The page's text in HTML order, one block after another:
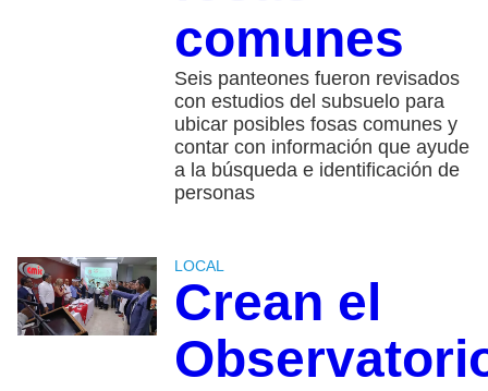
comunes
Seis panteones fueron revisados
con estudios del subsuelo para
ubicar posibles fosas comunes y
contar con información que ayude
a la búsqueda e identificación de
personas
LOCAL
Crean el